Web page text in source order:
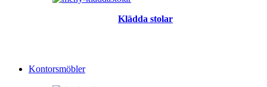
Klädda stolar
Kontorsmöbler